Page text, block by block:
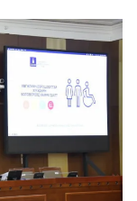
а
а
л
а
х
э
э